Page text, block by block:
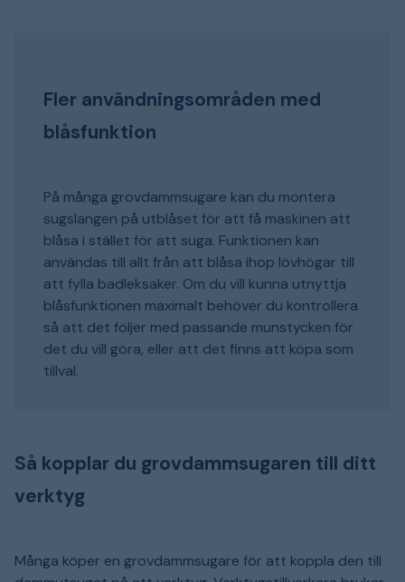
Fler användningsområden med
blåsfunktion
På många grovdammsugare kan du montera
sugslangen på utblåset för att få maskinen att
blåsa i stället för att suga. Funktionen kan
användas till allt från att blåsa ihop lövhögar till
att fylla badleksaker. Om du vill kunna utnyttja
blåsfunktionen maximalt behöver du kontrollera
så att det följer med passande munstycken för
det du vill göra, eller att det finns att köpa som
tillval.
Så kopplar du grovdammsugaren till ditt
verktyg
Många köper en grovdammsugare för att koppla den till